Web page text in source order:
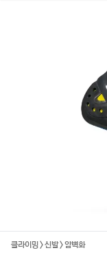
클라이밍>신발>암벽화